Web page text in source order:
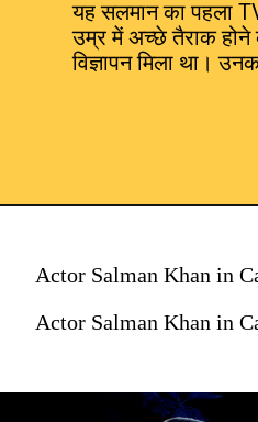
यह सलमान का पहला
उम्र में अच्छे तैराक
विज्ञापन मिला था।
Actor Salman Khan in
Actor Salman Khan in